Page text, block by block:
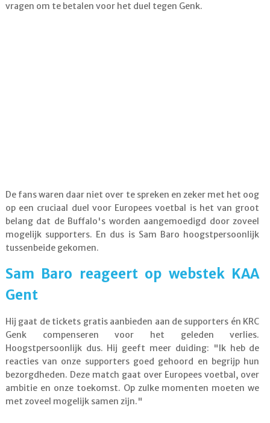
vragen om te betalen voor het duel tegen Genk.
De fans waren daar niet over te spreken en zeker met het oog
op een cruciaal duel voor Europees voetbal is het van groot
belang dat de Buffalo's worden aangemoedigd door zoveel
mogelijk supporters. En dus is Sam Baro hoogstpersoonlijk
tussenbeide gekomen.
Sam Baro reageert op webstek KAA
Gent
Hij gaat de tickets gratis aanbieden aan de supporters én KRC
Genk compenseren voor het geleden verlies.
Hoogstpersoonlijk dus. Hij geeft meer duiding: "Ik heb de
reacties van onze supporters goed gehoord en begrijp hun
bezorgdheden. Deze match gaat over Europees voetbal, over
ambitie en onze toekomst. Op zulke momenten moeten we
met zoveel mogelijk samen zijn."